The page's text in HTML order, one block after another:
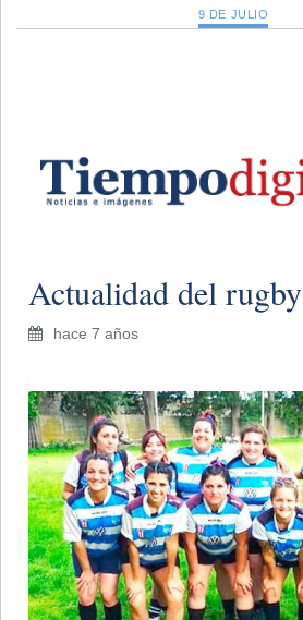
9 DE JULIO
Actualidad del rugby
hace 7 años